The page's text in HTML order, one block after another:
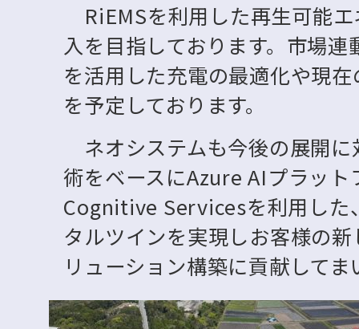
RiEMSを利用した再生可能
入を目指しております。市場
を活用した充電の最適化や現
を予定しております。
ネオシステムも今後の展開
術をベースにAzure AIプラッ
Cognitive Servicesを利用した
タルツインを実現しお客様の
リューション構築に貢献してま